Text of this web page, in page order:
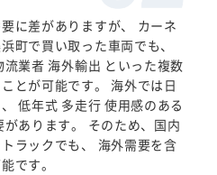
に差がありますが、 カーネ
町で買い取った車両でも、
業者 海外輸出 といった複数
とが可能です。 海外では日
低年式 多走行 使用感のある
あります。 そのため、国内
ラックでも、 海外需要を含
です。